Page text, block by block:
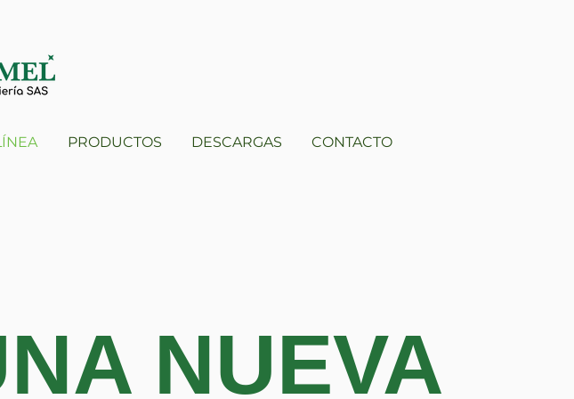
PRODUCTOS DESCARGAS CONTACTO
NUEVA